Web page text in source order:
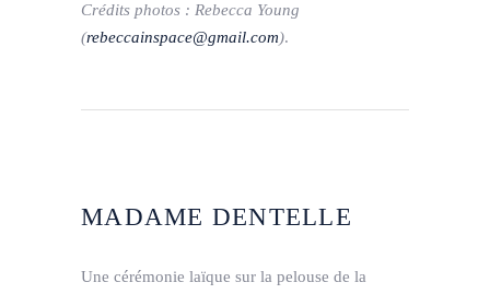
Crédits photos : Rebecca Young
(rebeccainspace@gmail.com).
MADAME DENTELLE
Une cérémonie laïque sur la pelouse de la